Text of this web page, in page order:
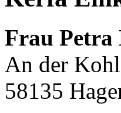
Frau Petra
An der
58135